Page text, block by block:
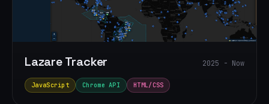
Lazare Tracker 2025 - Now
JavaScript Chrome API HTML/CSS